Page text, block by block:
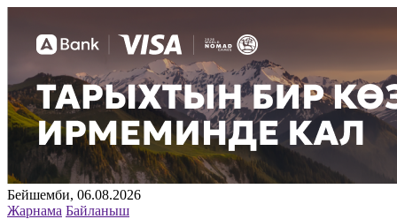
Бейшемби, 06.08.2026
Жарнама Байланыш